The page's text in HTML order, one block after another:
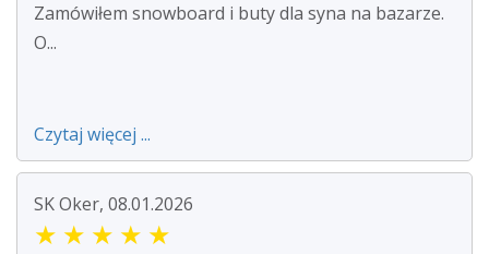
Zamówiłem snowboard i buty dla syna na bazarze.
O...
Czytaj więcej ...
SK Oker, 08.01.2026
★ ★ ★ ★ ★